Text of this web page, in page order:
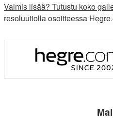
Valmis lisää? Tutustu koko
resoluutiolla osoitteessa